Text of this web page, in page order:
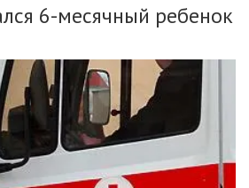
6-месячный ребенок